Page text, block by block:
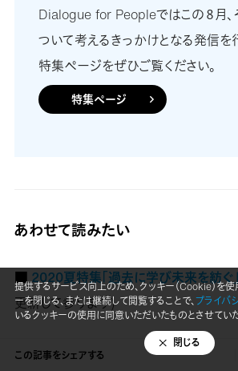
Dialogue for Peopleではこの８月、
ついて考えるきっかけとなる発信を
特集ページをぜひご覧ください。
特集ページ
あわせて読みたい
■2020夏特集「過去に学び未来を紡ぐ
更新して参ります)
■あなたの街の平和は、本当の平和で
この記事をシェアする
提供するサービス向上のため、クッキー（Cookie）を使
ーを閉じる、または継続して閲覧することで、プライバ
いるクッキーの使用に同意いただいたものとさせていた
閉じる